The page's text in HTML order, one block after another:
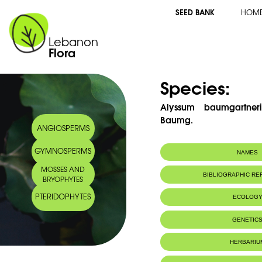
Lebanon
Flora
SEED BANK
ANGIOSPERMS
GYMNOSPERMS
MOSSES AND
BRYOPHYTES
PTERIDOPHYTES
Species:
Alyssum
Baumg.
NAMES
Common name: Alysson de
Arabic name: الوسن بمغرتنر
BIBLIOGRAPHIC
ECOLOGY
Montagnes